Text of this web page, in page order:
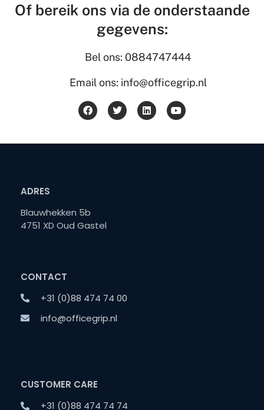
Of bereik ons via de onderstaande
gegevens:
Bel ons: 0884747444
Email ons: info@officegrip.nl
ADRES
Blauwhekken 5b
4751 XD Oud Gastel
CONTACT
+31 (0)88 474 74 00
info@officegrip.nl
CUSTOMER CARE
+31 (0)88 474 74 74